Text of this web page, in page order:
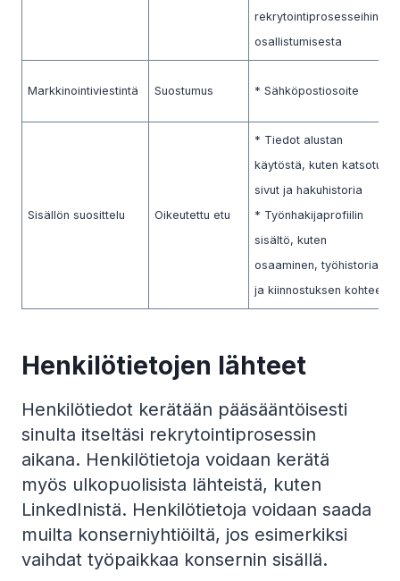
rekrytointiprosesseihin
osallistumisesta
Markkinointiviestintä Suostumus * Sähköpostiosoite
Sisällön suosittelu Oikeutettu etu
* Tiedot alustan
käytöstä, kuten katsotut
sivut ja hakuhistoria
* Työnhakijaprofiilin
sisältö, kuten
osaaminen, työhistoria
ja kiinnostuksen kohteet
Henkilötietojen lähteet
Henkilötiedot kerätään pääsääntöisesti
sinulta itseltäsi rekrytointiprosessin
aikana. Henkilötietoja voidaan kerätä
myös ulkopuolisista lähteistä, kuten
LinkedInistä. Henkilötietoja voidaan saada
muilta konserniyhtiöiltä, jos esimerkiksi
vaihdat työpaikkaa konsernin sisällä.